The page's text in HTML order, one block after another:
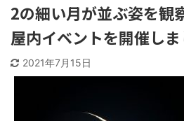
2の細い月が並ぶ姿を
屋内イベントを開催し
2021年7月15日